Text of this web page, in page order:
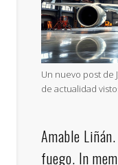
Un nuevo post de
de actualidad
Amable
fuego. In